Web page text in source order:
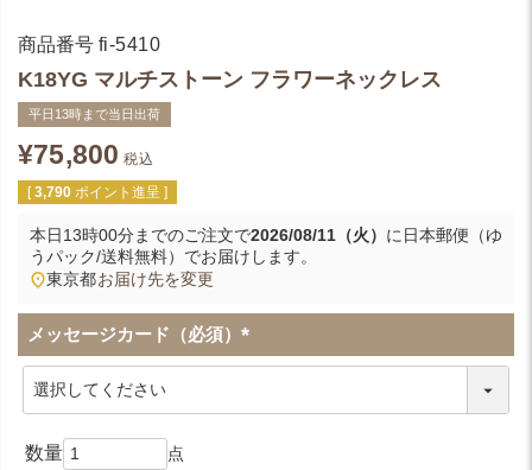
商品番号 fi-5410
K18YG マルチストーン フラワーネックレス
平日13時まで当日出荷
¥75,800 税込
[ 3,790 ポイント進呈 ]
本日13時00分までのご注文で2026/08/11（火） に 日本郵便（ゆ
うパック/送料無料） でお届けします。
東京都お届け先を変更
メッセージカード（必須）
(